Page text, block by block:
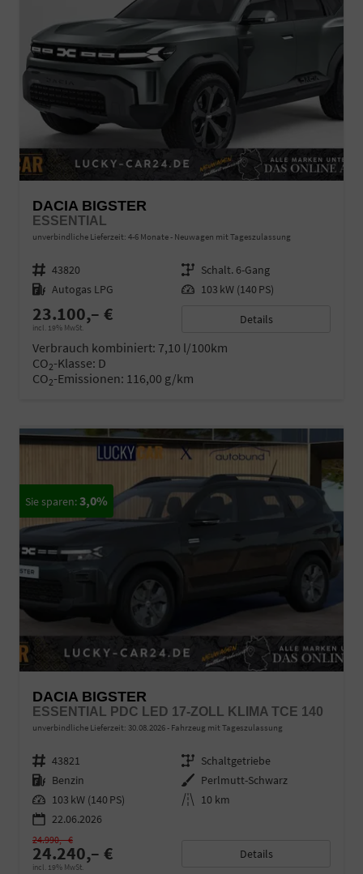
DACIA BIGSTER
ESSENTIAL
unverbindliche Lieferzeit: 4-6 Monate Neuwagen mit Tageszulassung
Fahrzeugnr. 43820 Getriebe Schalt. 6-Gang
Kraftstoff Autogas LPG Leistung 103 kW (140 PS)
23.100,– €
incl. 19% MwSt.
Details
Verbrauch kombiniert: 7,10 l/100km
CO2-Klasse: D
CO2-Emissionen: 116,00 g/km
3,0%
DACIA BIGSTER
ESSENTIAL PDC LED 17-ZOLL KLIMA TCE 140
unverbindliche Lieferzeit: 30.08.2026 Fahrzeug mit Tageszulassung
Fahrzeugnr. 43821 Getriebe Schaltgetriebe
Kraftstoff Benzin Außenfarbe Perlmutt-Schwarz
Leistung 103 kW (140 PS) Kilometerstand 10 km
22.06.2026
24.240,– €
incl. 19% MwSt.
24.990,– €
Details